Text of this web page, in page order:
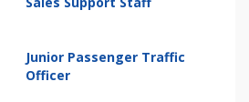
Junior Passenger Traffic
Officer